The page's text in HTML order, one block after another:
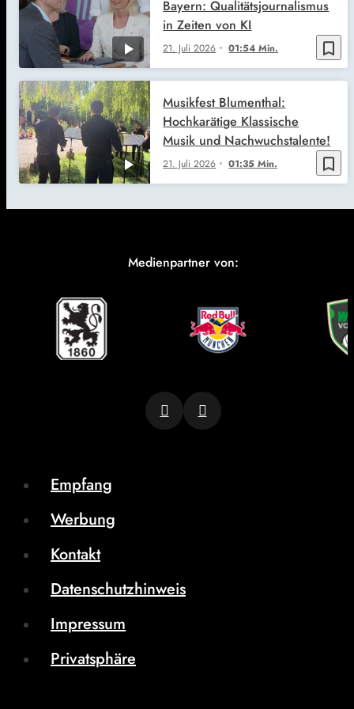
bookmark_border
21. Juli 2026 01:54 Min.
Bayern: Qualitätsjournalismus
in Zeiten von KI
bookmark_border
21. Juli 2026 01:35 Min.
Musikfest Blumenthal:
Hochkarätige Klassische
Musik und Nachwuchstalente!
Medienpartner von:
Empfang
Werbung
Kontakt
Datenschutzhinweis
Impressum
Privatsphäre